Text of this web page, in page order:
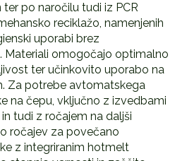
po naročilu tudi iz PCR
reciklažo, namenjenih
uporabi brez
Materiali omogočajo optimalno
ter učinkovito uporabo na
Za potrebe avtomatskega
na čepu, vključno z izvedbami
tudi z ročajem na daljši
ročajev za povečano
z integriranim hotmelt